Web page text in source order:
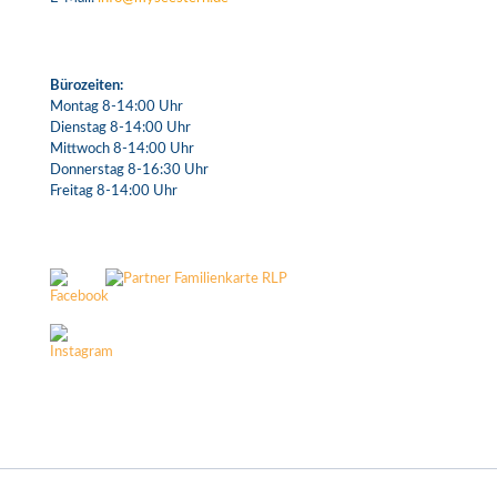
Bürozeiten:
Montag 8-14:00 Uhr
Dienstag 8-14:00 Uhr
Mittwoch 8-14:00 Uhr
Donnerstag 8-16:30 Uhr
Freitag 8-14:00 Uhr